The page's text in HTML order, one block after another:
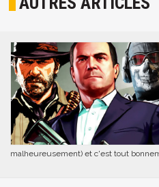
malheureusement) et c'est tout